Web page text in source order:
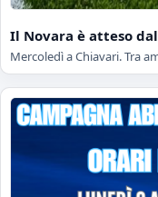
Il Novara è atteso
Mercoledì a Chiavari. Tra